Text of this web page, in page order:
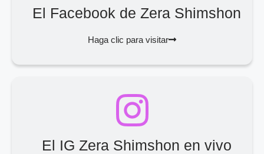
El Facebook de Zera Shimshon
Haga clic para visitar
El IG Zera Shimshon en vivo